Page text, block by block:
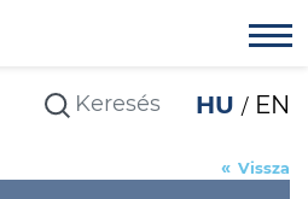
HU EN
Vissza